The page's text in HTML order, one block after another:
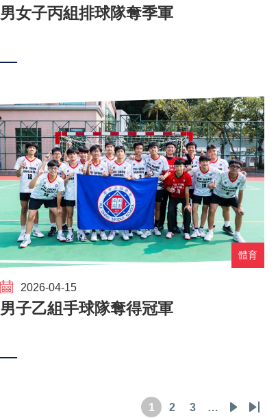
男女子丙組排球隊奪季軍
體育
2026-04-15
男子乙組手球隊奪得冠軍
1 2 3 …